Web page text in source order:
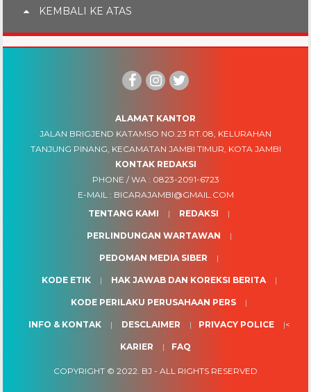
KEMBALI KE ATAS
ALAMAT KANTOR
JALAN BRIGJEND KATAMSO NO.23 RT.08, KELURAHAN
TANJUNG PINANG, KECAMATAN JAMBI TIMUR, KOTA JAMBI
KONTAK REDAKSI
PHONE / WA : 0823-2091-6723
E-MAIL : BICARAJAMBI@GMAIL.COM
TENTANG KAMI
REDAKSI
PERLINDUNGAN WARTAWAN
PEDOMAN MEDIA SIBER
KODE ETIK HAK JAWAB DAN KOREKSI BERITA
KODE PERILAKU PERUSAHAAN PERS
INFO & KONTAK DESCLAIMER PRIVACY POLICE <
KARIER FAQ
COPYRIGHT © 2022. BJ - ALL RIGHTS RESERVED